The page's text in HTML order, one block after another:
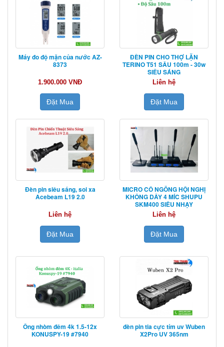
Máy đo độ mặn của nước AZ-
8373
1.900.000 VNĐ
Đặt Mua
ĐÈN PIN CHO THỢ LẶN
TERINO T51 SÂU 100m - 30w
SIÊU SÁNG
Liên hệ
Đặt Mua
Đèn pin siêu sáng, soi xa
Acebeam L19 2.0
Liên hệ
Đặt Mua
MICRO CỔ NGỖNG HỘI NGHỊ
KHÔNG DÂY 4 MÍC SHUPU
SKM400 SIÊU NHẠY
Liên hệ
Đặt Mua
Ống nhòm đêm 4k 1.5-12x
KONUSPY-19 #7940
đèn pin tia cực tím uv Wuben
X2Pro UV 365nm